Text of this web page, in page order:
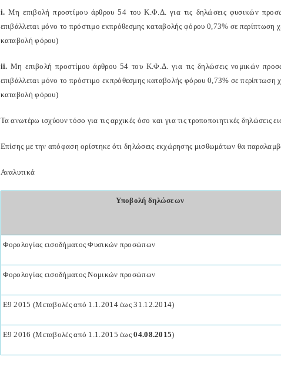
i. Μη επιβολή προστίμου άρθρου 54 του Κ.Φ.Δ. για τις δηλώσεις φυσικών
επιβάλλεται μόνο το πρόστιμο εκπρόθεσμης καταβολής φόρου 0,73% σε
καταβολή φόρου)
ii. Μη επιβολή προστίμου άρθρου 54 του Κ.Φ.Δ. για τις δηλώσεις νομικών
επιβάλλεται μόνο το πρόστιμο εκπρόθεσμης καταβολής φόρου 0,73% σε
καταβολή φόρου)
Τα ανωτέρω ισχύουν τόσο για τις αρχικές όσο και για τις τροποποιητικές δηλώσεις
Επίσης με την απόφαση ορίστηκε ότι δηλώσεις εκχώρησης μισθωμάτων θα
Αναλυτικά
Υποβολή δηλώσεων
Φορολογίας εισοδήματος Φυσικών προσώπων
Φορολογίας εισοδήματος Νομικών προσώπων
Ε9 2015 (Μεταβολές από 1.1.2014 έως 31.12.2014)
Ε9 2016 (Μεταβολές από 1.1.2015 έως04.08.2015)